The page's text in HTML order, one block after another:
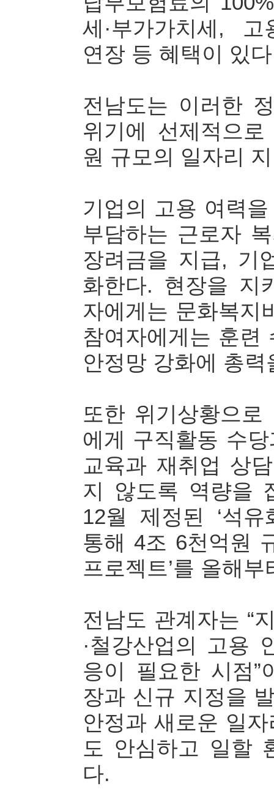
세·부가가치세, 고
연장 등 혜택이 있
전남도는 이러한
위기에 선제적으
원 규모의 일자리
기업의 고용 여력
부담하는 근로자
장려금을 지급, 기
화한다. 현장을 지
자에게는 문화복지
참여자에게는 훈련
안정망 강화에 총
또한 위기상황으
에게 구직활동 수
교육과 재취업 상
지 않도록 역량을
12월 제정된 ‘석유
통해 4조 6천억원
프로젝트’를 올해
전남도 관계자는 “
·철강산업의 고용
응이 필요한 시점”
장과 신규 지정을
안정과 새로운 일
도 안심하고 일할
다.